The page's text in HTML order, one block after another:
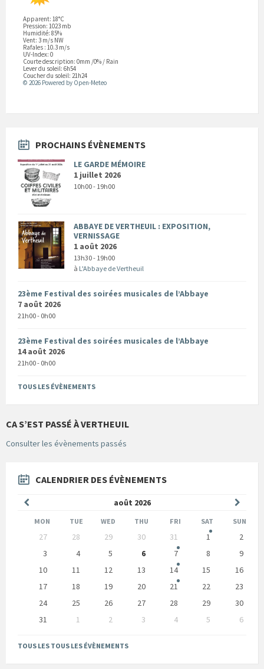
Apparent: 18°C
Pression: 1023 mb
Humidité: 85%
Vent: 3 m/s NW
Rafales : 10.3 m/s
UV-Index: 0
Courte description: 0mm /0% / Rain
Lever du soleil: 6h54
Coucher du soleil: 21h24
© 2026 Powered by Open-Meteo
PROCHAINS ÉVÈNEMENTS
LE GARDE MÉMOIRE
1 juillet 2026
10h00 - 19h00
ABBAYE DE VERTHEUIL : EXPOSITION,
VERNISSAGE
1 août 2026
13h30 - 19h00
à L'Abbaye de Vertheuil
23ème Festival des soirées musicales de l’Abbaye
7 août 2026
21h00 - 0h00
23ème Festival des soirées musicales de l’Abbaye
14 août 2026
21h00 - 0h00
TOUS LES ÉVÈNEMENTS
CA S’EST PASSÉ À VERTHEUIL
Consulter les évènements passés
CALENDRIER DES ÉVÈNEMENTS
août 2026
précédent
MON TUE WED THU FRI SAT SUN
calendar
27 28 29 30 31 1
2
3
4 5 6 7 8
9
10
11 12 13 14 15
16
17
18 19 20 21 22
23
24
25 26 27 28 29
30
31
1 2 3 4 5
6
to
calendar
TOUS LES TOUS LES ÉVÈNEMENTS